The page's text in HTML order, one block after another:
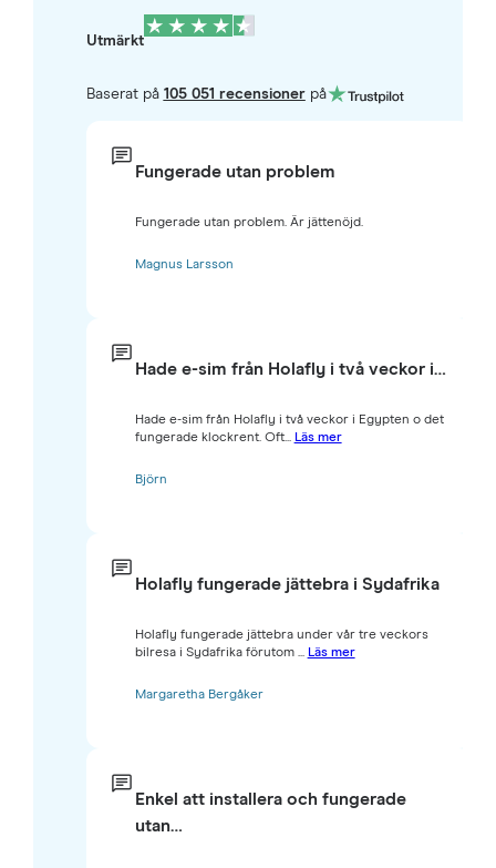
Utmärkt
Baserat på 105 051 recensionerpå
Fungerade utan problem
Fungerade utan problem. Är jättenöjd.
Magnus Larsson
Hade e-sim från Holafly i två veckor i…
Hade e-sim från Holafly i två veckor i Egypten o det
fungerade klockrent. Oft... Läs mer
Björn
Holafly fungerade jättebra i Sydafrika
Holafly fungerade jättebra under vår tre veckors
bilresa i Sydafrika förutom ... Läs mer
Margaretha Bergåker
Enkel att installera och fungerade
utan…